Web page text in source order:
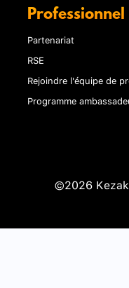
Professionnel
Partenariat
RSE
Rejoindre l'équipe de
Programme
©2026